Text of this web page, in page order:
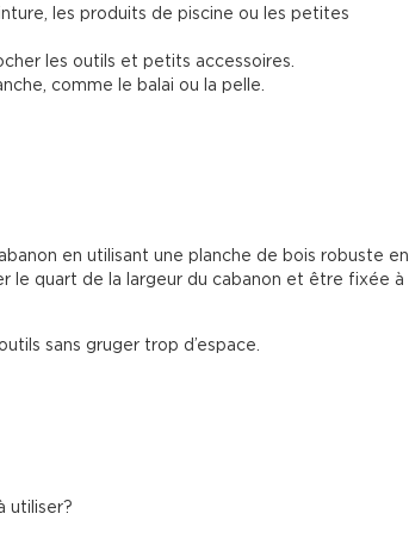
les produits de piscine ou les petites
les outils et petits accessoires.
comme le balai ou la pelle.
en utilisant une planche de bois robuste en
le quart de la largeur du cabanon et être fixée à
sans gruger trop d’espace.
utiliser?